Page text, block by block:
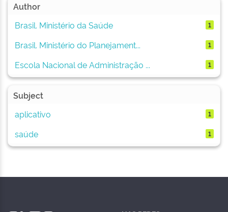
Author
Brasil. Ministério da Saúde
1
Brasil. Ministério do Planejament... 1
Escola Nacional de Administração ... 1
Subject
aplicativo
1
saúde 1